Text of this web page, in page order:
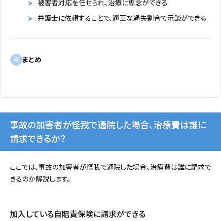
被害者対応を任せられ、治療に専念ができる
弁護士に依頼することで、適正な過失割合で示談ができる
4 まとめ
事故の加害者が怪我で通院した場合、治療費は誰に
請求できるか？
ここでは、事故の加害者が怪我で通院した場合、治療費は誰に請求で
きるのか解説します。
加入している自賠責保険に請求ができる